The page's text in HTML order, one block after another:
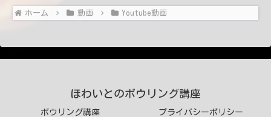
ホーム 動画 Youtube動画
ほわいとのボウリング講座
ボウリング講座 プライバシーポリシー